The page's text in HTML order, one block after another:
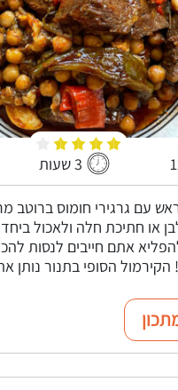
3 שעות
עם גרגירי חומוס ברוטב
או חתיכת חלה ולאכול
אתם חייבים לנסות
הסופי בתנור נותן